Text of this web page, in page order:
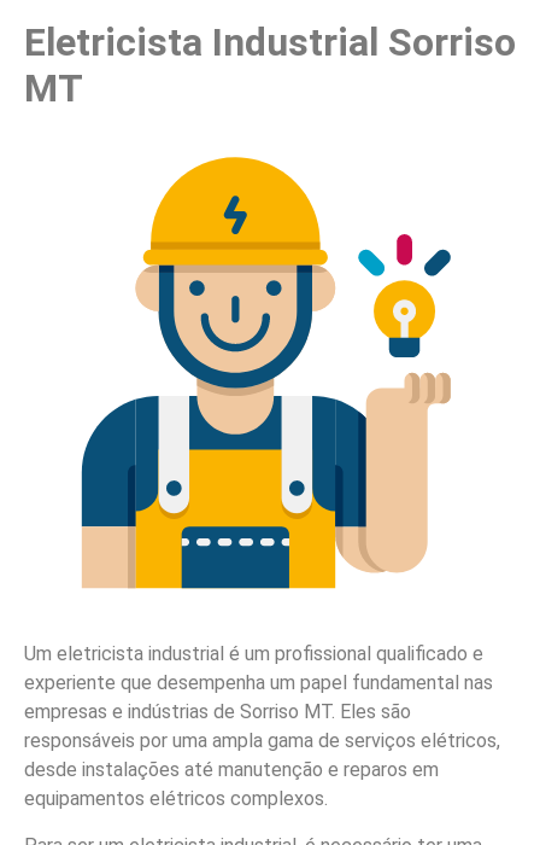
Eletricista Industrial Sorriso
MT
Um eletricista industrial é um profissional qualificado e
experiente que desempenha um papel fundamental nas
empresas e indústrias de Sorriso MT. Eles são
responsáveis por uma ampla gama de serviços elétricos,
desde instalações até manutenção e reparos em
equipamentos elétricos complexos.